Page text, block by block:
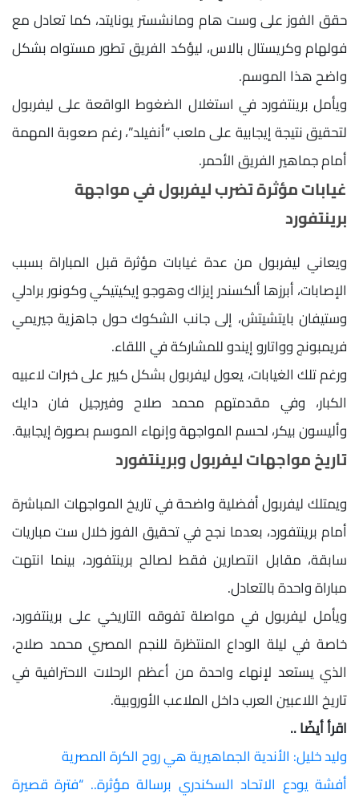
حقق الفوز على وست هام ومانشستر يونايتد، كما تعادل مع
فولهام وكريستال بالاس، ليؤكد الفريق تطور مستواه بشكل
واضح هذا الموسم.
ويأمل برينتفورد في استغلال الضغوط الواقعة على ليفربول
لتحقيق نتيجة إيجابية على ملعب “أنفيلد”، رغم صعوبة المهمة
أمام جماهير الفريق الأحمر.
غيابات مؤثرة تضرب ليفربول في مواجهة
برينتفورد
ويعاني ليفربول من عدة غيابات مؤثرة قبل المباراة بسبب
الإصابات، أبرزها ألكسندر إيزاك وهوجو إيكيتيكي وكونور برادلي
وستيفان بايتشيتش، إلى جانب الشكوك حول جاهزية جيريمي
فريمبونج وواتارو إيندو للمشاركة في اللقاء.
ورغم تلك الغيابات، يعول ليفربول بشكل كبير على خبرات لاعبيه
الكبار، وفي مقدمتهم محمد صلاح وفيرجيل فان دايك
وأليسون بيكر، لحسم المواجهة وإنهاء الموسم بصورة إيجابية.
تاريخ مواجهات ليفربول وبرينتفورد
ويمتلك ليفربول أفضلية واضحة في تاريخ المواجهات المباشرة
أمام برينتفورد، بعدما نجح في تحقيق الفوز خلال ست مباريات
سابقة، مقابل انتصارين فقط لصالح برينتفورد، بينما انتهت
مباراة واحدة بالتعادل.
ويأمل ليفربول في مواصلة تفوقه التاريخي على برينتفورد،
خاصة في ليلة الوداع المنتظرة للنجم المصري محمد صلاح،
الذي يستعد لإنهاء واحدة من أعظم الرحلات الاحترافية في
تاريخ اللاعبين العرب داخل الملاعب الأوروبية.
اقرأ أيضًا ..
وليد خليل: الأندية الجماهيرية هي روح الكرة المصرية
أفشة يودع الاتحاد السكندري برسالة مؤثرة.. “فترة قصيرة